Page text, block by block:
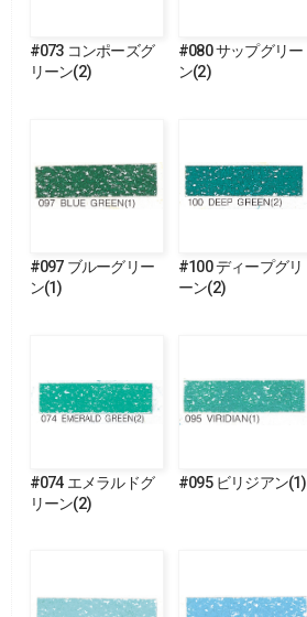
#073 コンポーズグ
リーン(2)
#080 サップグリー
ン(2)
#097 ブルーグリー
ン(1)
#100 ディープグリ
ーン(2)
#074 エメラルドグ
リーン(2)
#095 ビリジアン(1)